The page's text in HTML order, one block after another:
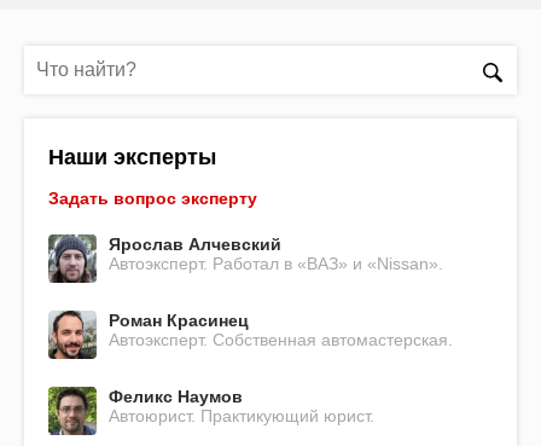
Наши эксперты
Задать вопрос эксперту
Ярослав Алчевский
Автоэксперт. Работал в «ВАЗ» и «Nissan».
Роман Красинец
Автоэксперт. Собственная автомастерская.
Феликс Наумов
Автоюрист. Практикующий юрист.